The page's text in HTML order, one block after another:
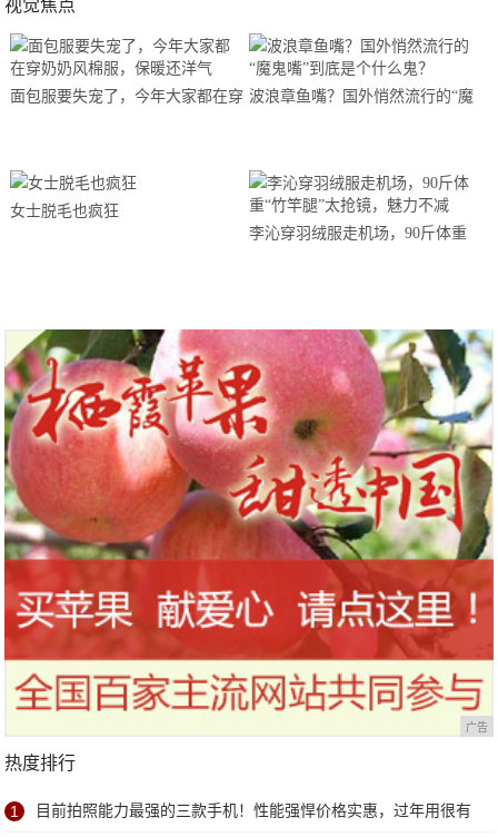
视觉焦点
面包服要失宠了，今年大家都在穿 波浪章鱼嘴？国外悄然流行的“魔
女士脱毛也疯狂
李沁穿羽绒服走机场，90斤体重
广告
热度排行
1 目前拍照能力最强的三款手机！性能强悍价格实惠，过年用很有